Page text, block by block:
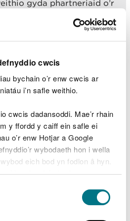
cwcis
bychain o’r enw cwcis ar
i’n safle weithio.
cwcis dadansoddi. Mae’r rhain
y ffordd y caiff ein safle ei
o’r enw Hotjar a Google
wybodaeth hon i wella
eich bod yn fodlon â hyn.
i gadw eich dewis.
cwcis cyn i chi ddewis.
gyda phartneriaid o’r
Natur i warchod y
hon sy’n adrodd
ac adferiad, fel un o’r
ryfeddol hon.
y cen yn ffynnu ar y
o hyd a gobeithio y
ofalgar rydym yn ei
ganfod eisoes ar goed
Gors ar dir yr
ond fe’i
yr enw Derwen y Castell ac